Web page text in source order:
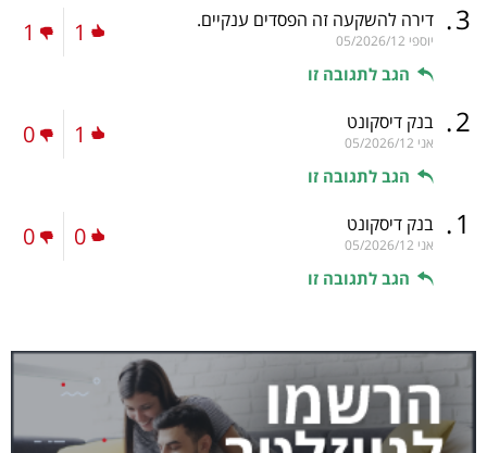
3
. דירה להשקעה זה הפסדים ענקיים.
יוספי 05/2026/12
הגב לתגובה זו
1
1
2
. בנק דיסקונט
אני 05/2026/12
הגב לתגובה זו
1
0
1
. בנק דיסקונט
אני 05/2026/12
הגב לתגובה זו
0
0